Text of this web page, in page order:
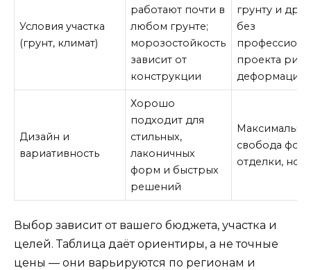
Условия участка
(грунт, климат)
работают почти в
любом грунте;
морозостойкость
зависит от
конструкции
грунту и
без
проекта риск
деформаций
Дизайн и
вариативность
Хорошо
подходит для
стильных,
лаконичных
форм и быстрых
решений
свобода
отделки, но
Выбор зависит от вашего бюджета, участка и
целей. Таблица даёт ориентиры, а не точные
цены — они варьируются по регионам и